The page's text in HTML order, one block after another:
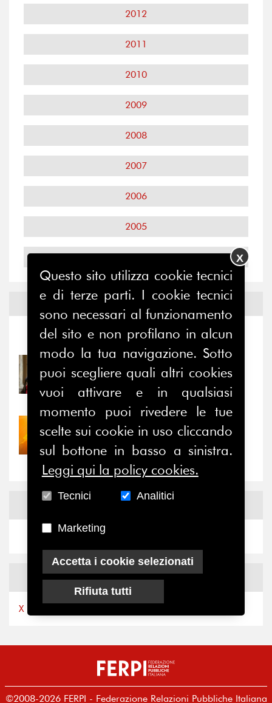
2012
2011
2010
2009
2008
2007
2006
2005
2004
Notizie ed Eventi
Notizie-Eventi
31/07/2026
Prima della pausa estiva,
il valore di...
30/07/2026
Nove anni dopo la
“grande cecità”: la...
NewsFacebook
NewsX
X by Ferpi2puntozero
©2008-2026 FERPI - Federazione Relazioni Pubbliche Italiana
Questo sito utilizza cookie tecnici
e di terze parti. I cookie tecnici
sono necessari al funzionamento
del sito e non profilano in alcun
modo la tua navigazione. Sotto
puoi scegliere quali altri cookies
vuoi attivare e in qualsiasi
momento puoi rivedere le tue
scelte sui cookie in uso cliccando
sul bottone in basso a sinistra.
Leggi qui la policy cookies.
Tecnici Analitici
Marketing
Accetta i cookie selezionati
Rifiuta tutti
X